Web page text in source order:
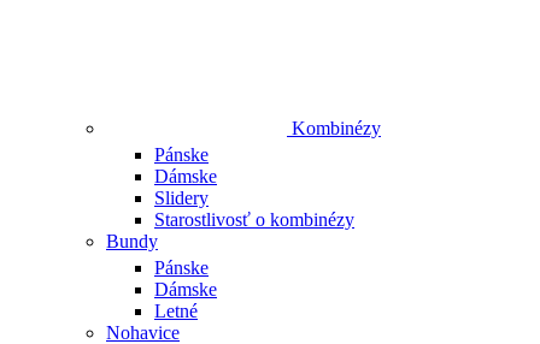
Kombinézy
Pánske
Dámske
Slidery
Starostlivosť o kombinézy
Bundy
Pánske
Dámske
Letné
Nohavice